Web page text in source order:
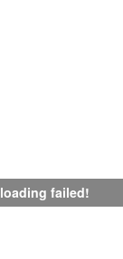
loading failed!